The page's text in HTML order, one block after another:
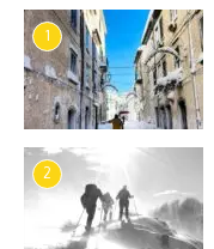
1
2